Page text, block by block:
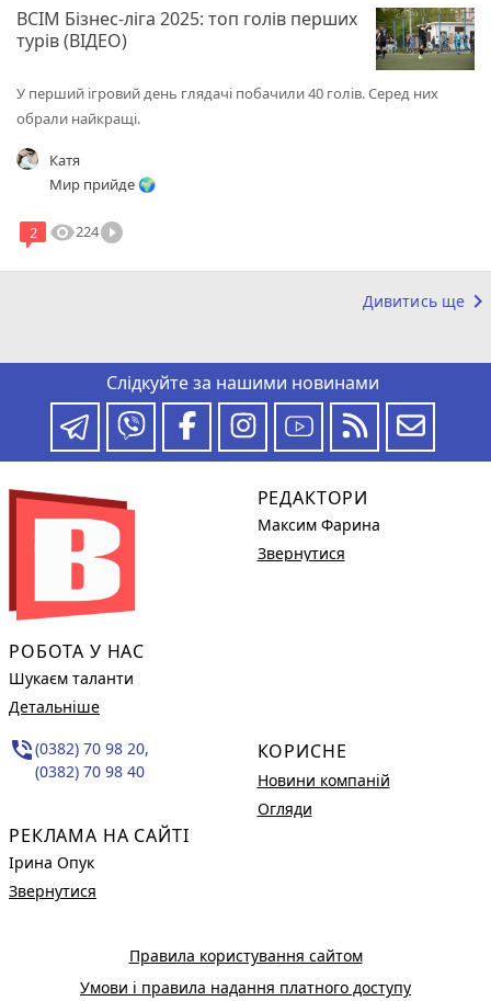
ВСІМ Бізнес-ліга 2025: топ голів перших
турів (ВІДЕО)
У перший ігровий день глядачі побачили 40 голів. Серед них
обрали найкращі.
Катя
Мир прийде 🌍
2 visibility224play_circle_filled
Дивитись ще keyboard_arrow_right
Слідкуйте за нашими новинами
РОБОТА У НАС
Шукаєм таланти
Детальніше
phone_in_talk(0382) 70 98 20,
(0382) 70 98 40
РЕКЛАМА НА САЙТІ
Ірина Опук
Звернутися
РЕДАКТОРИ
Максим Фарина
Звернутися
КОРИСНЕ
Новини компаній
Огляди
Правила користування сайтом
Умови і правила надання платного доступу